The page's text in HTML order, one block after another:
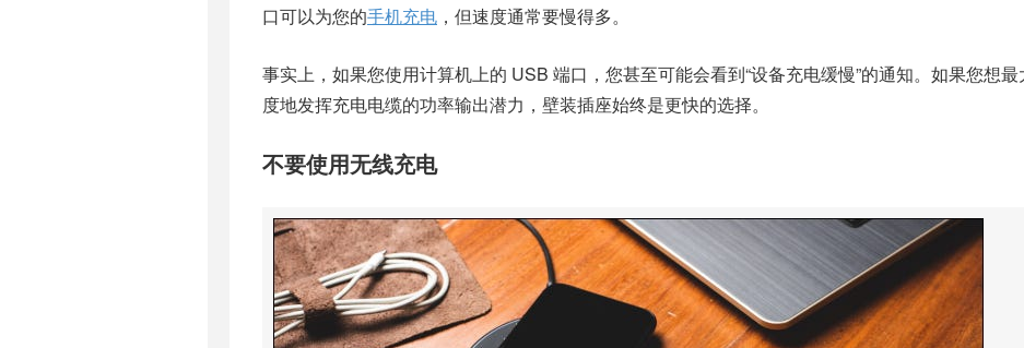
口可以为您的手机充电 ，但速度通常要慢得多。
事实上，如果您使用计算机上的 USB 端口，您甚至可能会看到“设备充电缓慢”的通知。如果您想最
度地发挥充电电缆的功率输出潜力，壁装插座始终是更快的选择。
不要使用无线充电